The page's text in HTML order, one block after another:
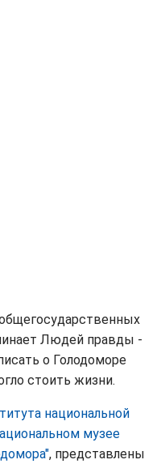
Людей правды -
о Голодоморе
стоить жизни.
национальной
музее
, представлены